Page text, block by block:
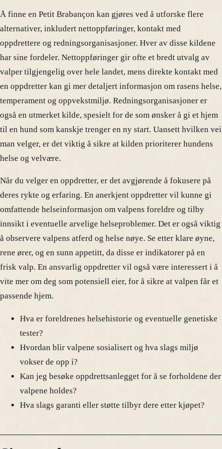
Å finne en Petit Brabançon kan gjøres ved å utforske flere
alternativer, inkludert nettoppføringer, kontakt med
oppdrettere og redningsorganisasjoner. Hver av disse kildene
har sine fordeler. Nettoppføringer gir ofte et bredt utvalg av
valper tilgjengelig over hele landet, mens direkte kontakt med
en oppdretter kan gi mer detaljert informasjon om rasens helse,
temperament og oppvekstmiljø. Redningsorganisasjoner er
også en utmerket kilde, spesielt for de som ønsker å gi et hjem
til en hund som kanskje trenger en ny start. Uansett hvilken vei
man velger, er det viktig å sikre at kilden prioriterer hundens
helse og velvære.
Når du velger en oppdretter, er det avgjørende å fokusere på
deres rykte og erfaring. En anerkjent oppdretter vil kunne gi
omfattende helseinformasjon om valpens foreldre og tilby
innsikt i eventuelle arvelige helseproblemer. Det er også viktig
å observere valpens atferd og helse nøye. Se etter klare øyne,
rene ører, og en sunn appetitt, da disse er indikatorer på en
frisk valp. En ansvarlig oppdretter vil også være interessert i å
vite mer om deg som potensiell eier, for å sikre at valpen får et
passende hjem.
Hva er foreldrenes helsehistorie og eventuelle genetiske
tester?
Hvordan blir valpene sosialisert og hva slags miljø
vokser de opp i?
Kan jeg besøke oppdrettsanlegget for å se forholdene der
valpene holdes?
Hva slags garanti eller støtte tilbyr dere etter kjøpet?